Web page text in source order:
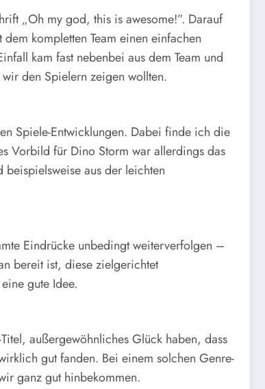
„Oh my god, this is awesome!”. Darauf
kompletten Team einen einfachen
kam fast nebenbei aus dem Team und
den Spielern zeigen wollten.
Spiele-Entwicklungen. Dabei finde ich die
Vorbild für Dino Storm war allerdings das
aus der leichten
Eindrücke unbedingt weiterverfolgen –
bereit ist, diese zielgerichtet
gute Idee.
außergewöhnliches Glück haben, dass
gut fanden. Bei einem solchen Genre-
ganz gut hinbekommen.